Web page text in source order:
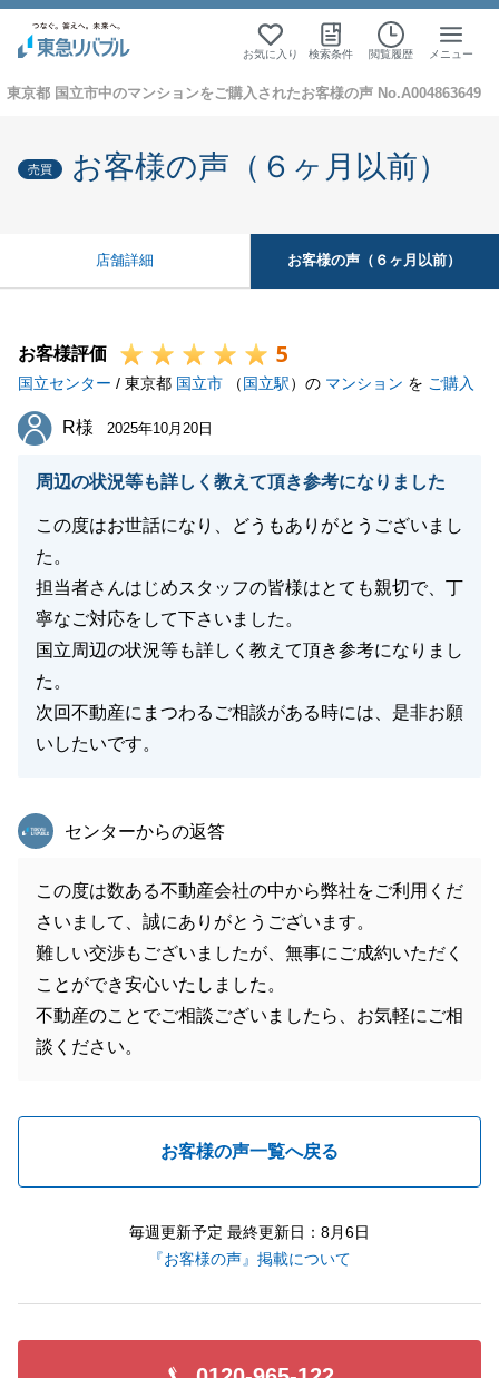
お気に入り 検索条件 閲覧履歴 メニュー
東京都 国立市中のマンションをご購入されたお客様の声 No.A004863649
売買 お客様の声（６ヶ月以前）
店舗詳細 お客様の声（６ヶ月以前）
お客様評価 5
国立センター / 東京都 国立市 （国立駅）の マンション を ご購入
R様
R様 2025年10月20日
周辺の状況等も詳しく教えて頂き参考になりました
この度はお世話になり、どうもありがとうございまし
た。
担当者さんはじめスタッフの皆様はとても親切で、丁
寧なご対応をして下さいました。
国立周辺の状況等も詳しく教えて頂き参考になりまし
た。
次回不動産にまつわるご相談がある時には、是非お願
いしたいです。
東急リバブル
センターからの返答
この度は数ある不動産会社の中から弊社をご利用くだ
さいまして、誠にありがとうございます。
難しい交渉もございましたが、無事にご成約いただく
ことができ安心いたしました。
不動産のことでご相談ございましたら、お気軽にご相
談ください。
お客様の声一覧へ戻る
毎週更新予定 最終更新日：8月6日
『お客様の声』掲載について